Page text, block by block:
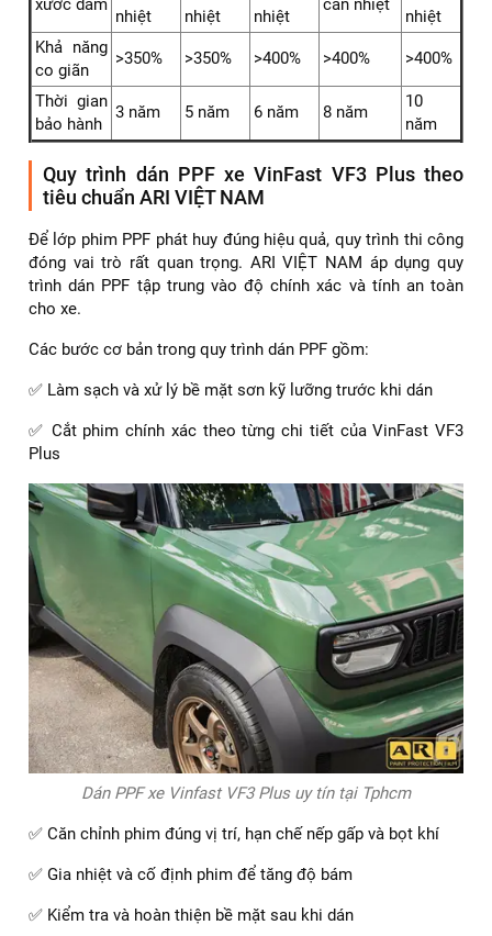
T65MT T65 PRO
Chất liệu TPU TPU TPU TPU
TPU
Độ dày
8Mil 8Mil 9 Mil 9Mil
8.5Mil
Mức độ
chống
trầy
Cao Cao Cao Cao Cao
Độ trong 97% 100% 100% 100%
100%
Độ bóng
100% 100% 100%
Phục hồi
xước dăm
Không
cần
nhiệt
Không
cần
nhiệt
Không
cần
nhiệt
Không
cần nhiệt
Không
cần
nhiệt
Khả năng
bảo hành
3 năm 5 năm 6 năm 8 năm
năm
Quy trình dán PPF xe VinFast VF3 Plus theo
tiêu chuẩn ARI VIỆT NAM
Để lớp phim PPF phát huy đúng hiệu quả, quy trình thi công
đóng vai trò rất quan trọng. ARI VIỆT NAM áp dụng quy
trình dán PPF tập trung vào độ chính xác và tính an toàn
cho xe.
Các bước cơ bản trong quy trình dán PPF gồm:
✅ Làm sạch và xử lý bề mặt sơn kỹ lưỡng trước khi dán
✅ Cắt phim chính xác theo từng chi tiết của VinFast VF3
Plus